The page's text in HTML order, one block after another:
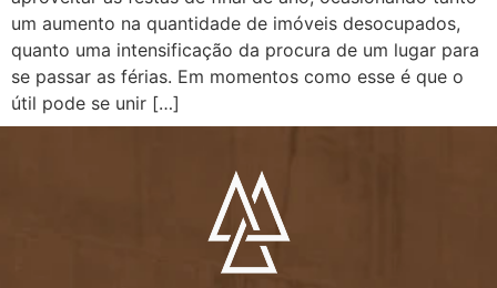
um aumento na quantidade de imóveis desocupados,
quanto uma intensificação da procura de um lugar para
se passar as férias. Em momentos como esse é que o
útil pode se unir […]